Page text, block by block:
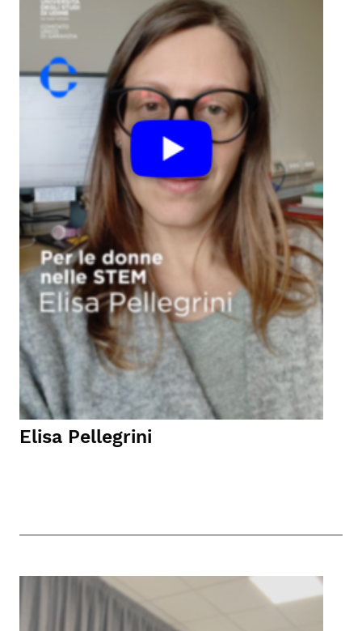
Elisa Pellegrini